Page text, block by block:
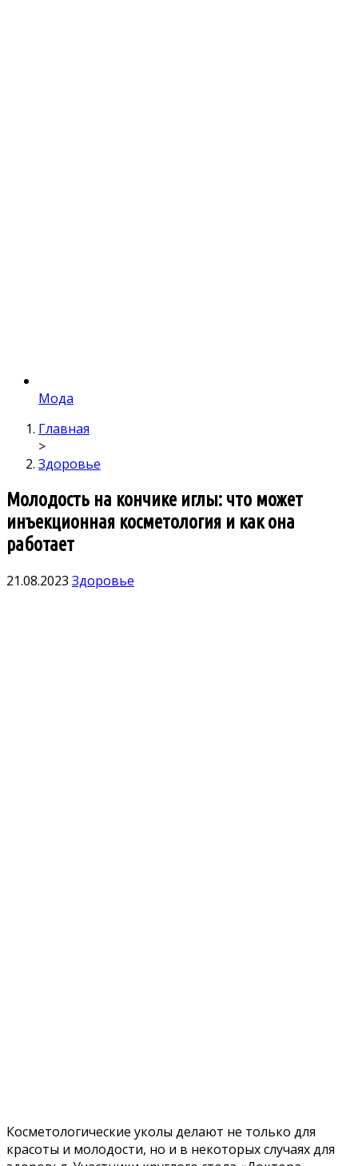
Мода
Главная
>
Здоровье
Молодость на кончике иглы: что может
инъекционная косметология и как она
работает
21.08.2023 Здоровье
Косметологические уколы делают не только для
красоты и молодости, но и в некоторых случаях для